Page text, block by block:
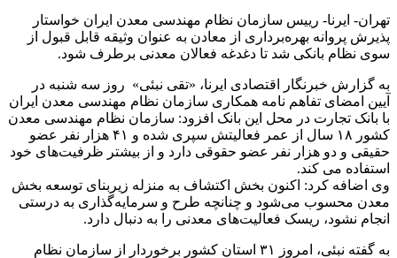
تهران- ایرنا- رییس سازمان نظام مهندسی معدن ایران خواستار
پذیرش پروانه بهره‌برداری از معادن به عنوان وثیقه قابل قبول از
سوی نظام بانکی شد تا دغدغه فعالان معدنی برطرف شود.
به گزارش خبرنگار اقتصادی ایرنا، «تقی نبئی» روز سه شنبه در
آیین امضای تفاهم نامه همکاری سازمان نظام مهندسی معدن ایران
با بانک تجارت در محل این بانک افزود: سازمان نظام مهندسی معدن
کشور ۱۸ سال از عمر فعالیتش سپری شده و ۴۱ هزار نفر عضو
حقیقی و دو هزار نفر عضو حقوقی دارد و از بیشتر ظرفیت‌های خود
استفاده می کند.
وی اضافه کرد: اکنون بخش اکتشاف به منزله زیربنای توسعه بخش
معدن محسوب می‌شود و چنانچه طرح و سرمایه‌گذاری به درستی
انجام نشود، ریسک فعالیت‌های معدنی را به دنبال دارد.
به گفته نبئی، امروز ۳۱ استان کشور برخوردار از سازمان نظام